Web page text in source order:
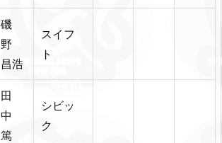
磯
野
昌浩
スイフ
ト
田
中
篤
シビッ
ク